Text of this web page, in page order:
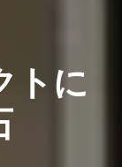
トに